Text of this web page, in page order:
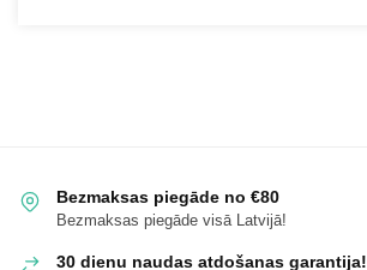
Bezmaksas piegāde no €80
Bezmaksas piegāde visā Latvijā!
30 dienu naudas atdošanas garantija!